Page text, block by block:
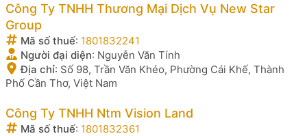
Công Ty TNHH Thương Mại Dịch Vụ New Star
Group
Mã số thuế: 1801832241
Người đại diện: Nguyễn Văn Tính
Địa chỉ: Số 98, Trần Văn Khéo, Phường Cái Khế, Thành
Phố Cần Thơ, Việt Nam
Công Ty TNHH Ntm Vision Land
Mã số thuế: 1801832361